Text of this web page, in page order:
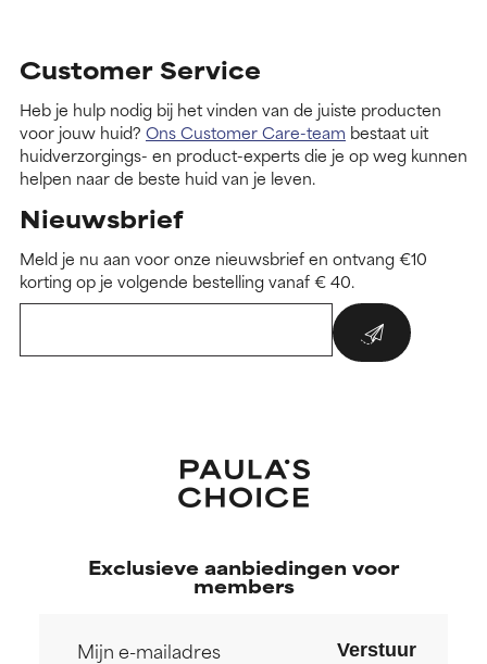
Customer Service
Heb je hulp nodig bij het vinden van de juiste producten
voor jouw huid? Ons Customer Care-team bestaat uit
huidverzorgings- en product-experts die je op weg kunnen
helpen naar de beste huid van je leven.
Nieuwsbrief
Meld je nu aan voor onze nieuwsbrief en ontvang €10
korting op je volgende bestelling vanaf € 40.
Exclusieve aanbiedingen voor
members
Verstuur